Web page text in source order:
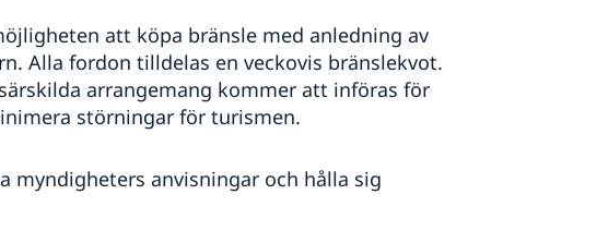
att köpa bränsle med anledning av
Alla fordon tilldelas en veckovis bränslekvot.
arrangemang kommer att införas för
störningar för turismen.
myndigheters anvisningar och hålla sig